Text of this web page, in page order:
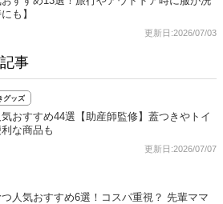
も】
更新日:2026/07/03
事
グッズ
おすすめ44選【助産師監修】蓋つきやトイ
な商品も
更新日:2026/07/07
人気おすすめ6選！コスパ重視？ 先輩ママ